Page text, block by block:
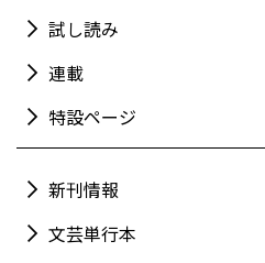
試し読み
連載
特設ページ
新刊情報
文芸単行本